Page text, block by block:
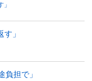
」
担で」